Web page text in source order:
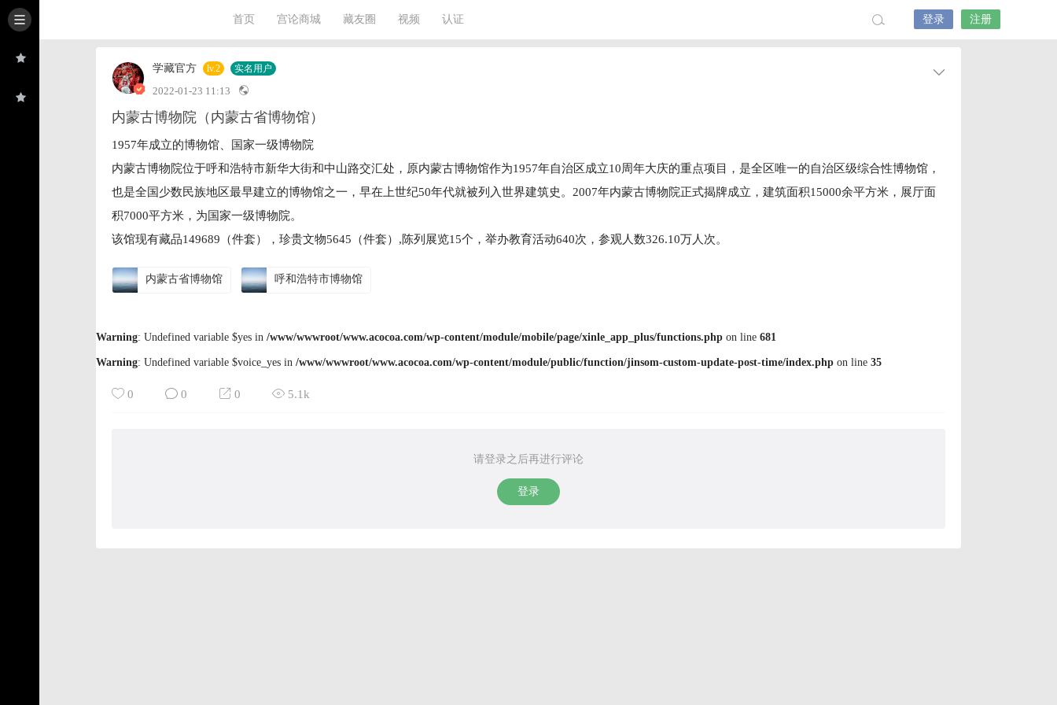
首页 宫论商城 藏友圈 视频 认证 登录 注册
学藏官方 lv.2 实名用户
2022-01-23 11:13
内蒙古博物院（内蒙古省博物馆）
1957年成立的博物馆、国家一级博物院
内蒙古博物院位于呼和浩特市新华大街和中山路交汇处，原内蒙古博物馆作为1957年自治区成立10周年大庆的重点项目，是全区唯一的自治区级综合性博物馆，
也是全国少数民族地区最早建立的博物馆之一，早在上世纪50年代就被列入世界建筑史。2007年内蒙古博物院正式揭牌成立，建筑面积15000余平方米，展厅面
积7000平方米，为国家一级博物院。
该馆现有藏品149689（件套），珍贵文物5645（件套）,陈列展览15个，举办教育活动640次，参观人数326.10万人次。
内蒙古省博物馆 呼和浩特市博物馆
Warning: Undefined variable $yes in /www/wwwroot/www.acocoa.com/wp-content/module/mobile/page/xinle_app_plus/functions.php on line 681
Warning: Undefined variable $voice_yes in /www/wwwroot/www.acocoa.com/wp-content/module/public/function/jinsom-custom-update-post-time/index.php on line 35
0 0 0 5.1k
请登录之后再进行评论
登录